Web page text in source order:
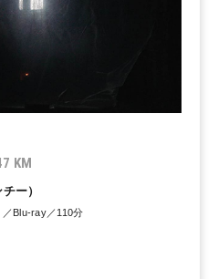
KM
ー）
Blu-ray／110分